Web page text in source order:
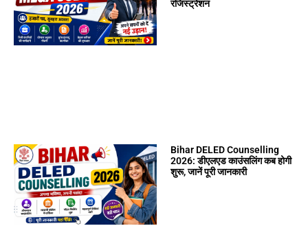
रजिस्ट्रेशन
Bihar DELED Counselling
2026: डीएलएड काउंसलिंग कब होगी
शुरू, जानें पूरी जानकारी